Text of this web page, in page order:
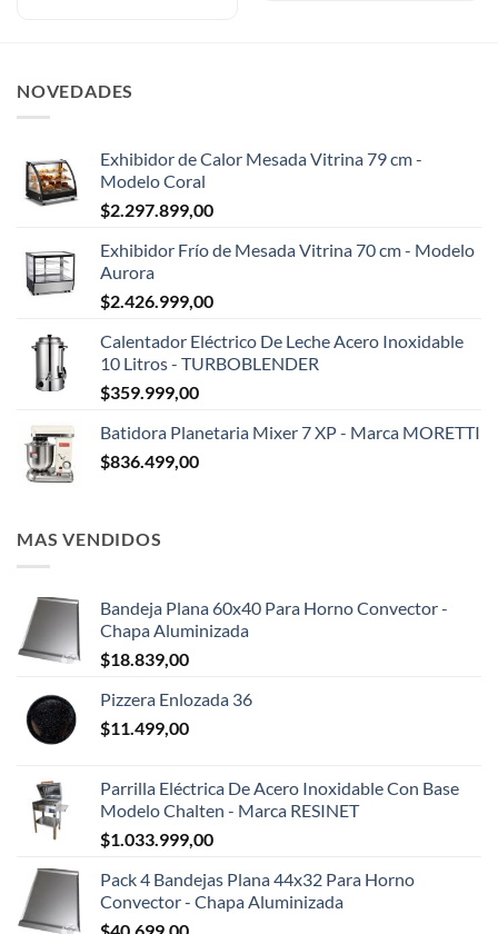
NOVEDADES
Exhibidor de Calor Mesada Vitrina 79 cm -
Modelo Coral
$2.297.899,00
Exhibidor Frío de Mesada Vitrina 70 cm - Modelo
Aurora
$2.426.999,00
Calentador Eléctrico De Leche Acero Inoxidable
10 Litros - TURBOBLENDER
$359.999,00
Batidora Planetaria Mixer 7 XP - Marca MORETTI
$836.499,00
MAS VENDIDOS
Bandeja Plana 60x40 Para Horno Convector -
Chapa Aluminizada
$18.839,00
Pizzera Enlozada 36
$11.499,00
Parrilla Eléctrica De Acero Inoxidable Con Base
Modelo Chalten - Marca RESINET
$1.033.999,00
Pack 4 Bandejas Plana 44x32 Para Horno
Convector - Chapa Aluminizada
$40.699,00